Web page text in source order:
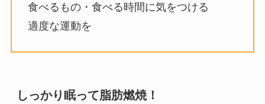
食べるもの・食べる時間に気をつける
適度な運動を
しっかり眠って脂肪燃焼！